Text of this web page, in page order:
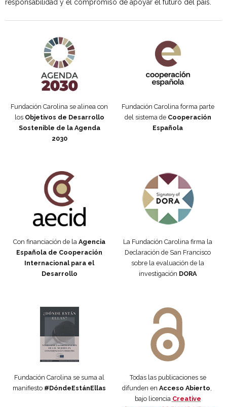
responsabilidad y el compromiso de apoyar el futuro del país.
Fundación Carolina se alinea con
los Objetivos de Desarrollo
Sostenible de la Agenda
2030
Fundación Carolina forma parte
del sistema de Cooperación
Española
Con financiación de la Agencia
Española de Cooperación
Internacional para el
Desarrollo
La Fundación Carolina firma la
Declaración de San Francisco
sobre la evaluación de la
investigación DORA
Fundación Carolina se suma al
manifiesto #DóndeEstánEllas
Todas las publicaciones se
difunden en Acceso Abierto
bajo licencia Creative